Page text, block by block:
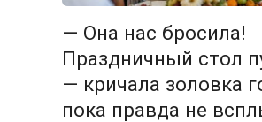
— Она нас бросила!
Праздничный стол
— кричала золовка
пока правда не